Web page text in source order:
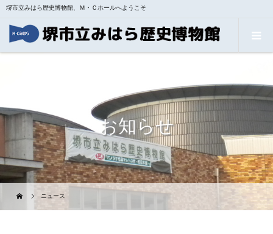
堺市立みはら歴史博物館、Ｍ・Ｃホールへようこそ
お知らせ
ニュース